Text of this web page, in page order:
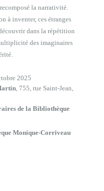
la narrativité.
à inventer, ces étranges
dans la répétition
des imaginaires
2025
, 755, rue Saint-Jean,
de la Bibliothèque
Monique-Corriveau